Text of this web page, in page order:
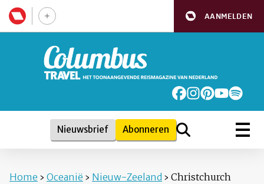
AANMELDEN
Nieuwsbrief Abonneren
Home › Oceanië › Nieuw-Zeeland › Christchurch